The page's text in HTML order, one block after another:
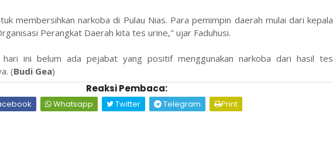
membersihkan narkoba di Pulau Nias. Para pemimpin daerah mulai dari kepala
Perangkat Daerah kita tes urine," ujar Faduhusi.
hari ini belum ada pejabat yang positif menggunakan narkoba dari hasil tes
(Budi Gea)
Reaksi Pembaca:
Whatsapp Twitter Telegram Print